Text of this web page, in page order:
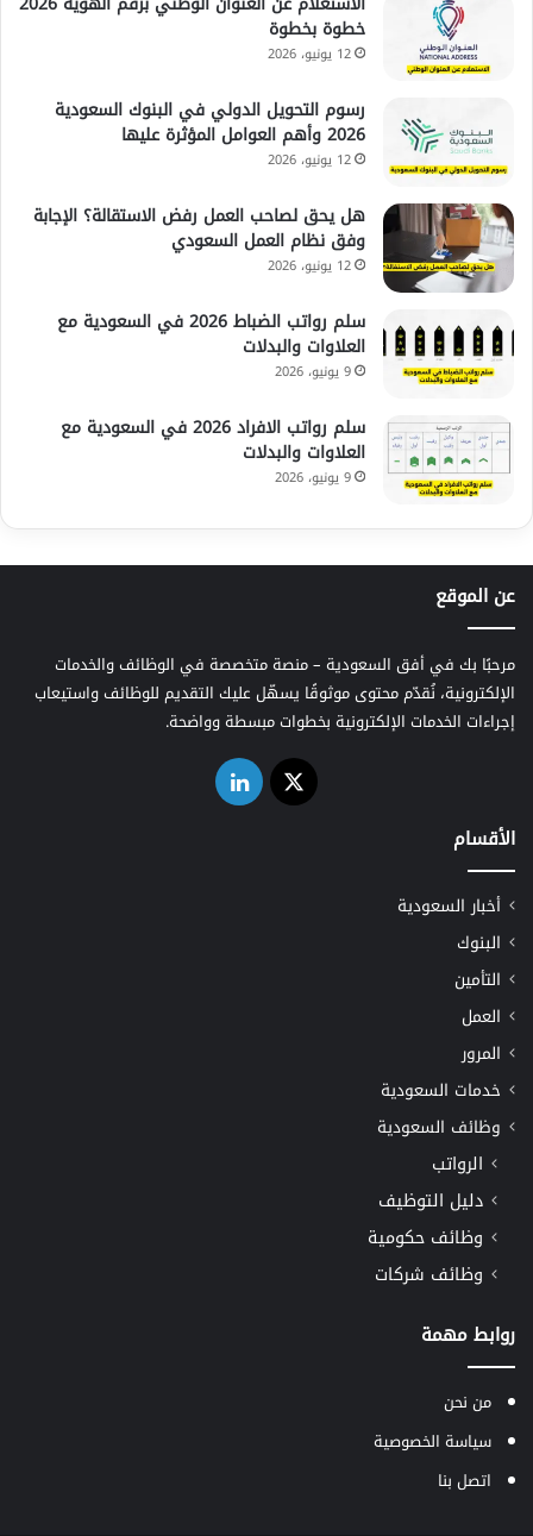
خطوة بخطوة
12 يونيو، 2026
رسوم التحويل الدولي في البنوك السعودية
2026 وأهم العوامل المؤثرة عليها
12 يونيو، 2026
هل يحق لصاحب العمل رفض الاستقالة؟ الإجابة
وفق نظام العمل السعودي
12 يونيو، 2026
سلم رواتب الضباط 2026 في السعودية مع
العلاوات والبدلات
9 يونيو، 2026
سلم رواتب الافراد 2026 في السعودية مع
العلاوات والبدلات
9 يونيو، 2026
عن الموقع
مرحبًا بك في أفق السعودية – منصة متخصصة في الوظائف والخدمات
الإلكترونية، نُقدّم محتوى موثوقًا يسهّل عليك التقديم للوظائف واستيعاب
إجراءات الخدمات الإلكترونية بخطوات مبسطة وواضحة.
‫X لينكدإن
الأقسام
أخبار السعودية
البنوك
التأمين
العمل
المرور
خدمات السعودية
وظائف السعودية
الرواتب
دليل التوظيف
وظائف حكومية
وظائف شركات
روابط مهمة
من نحن
سياسة الخصوصية
اتصل بنا